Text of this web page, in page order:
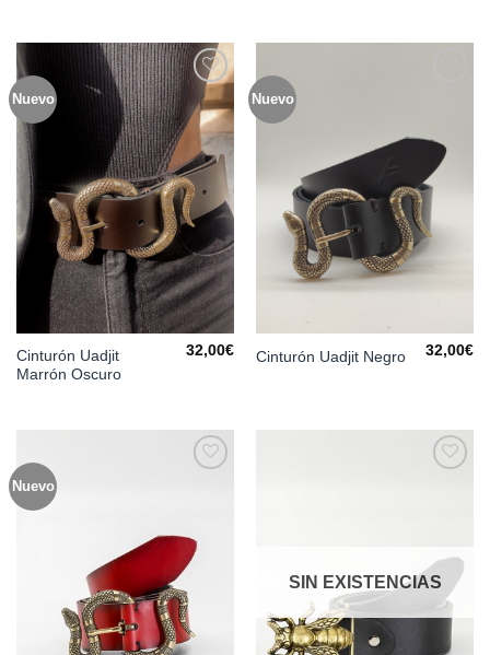
Nuevo
Añadir
a la
lista de
deseos
Cinturón Uadjit
Marrón Oscuro
32,00€
Nuevo
deseos
Cinturón Uadjit Negro 32,00€
Nuevo
SIN EXISTENCIAS